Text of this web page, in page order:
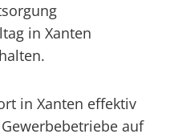
in Xanten
in Xanten effektiv
auf